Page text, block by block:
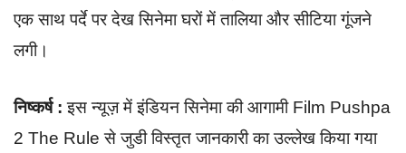
एक साथ पर्दे पर देख सिनेमा घरों में तालिया और सीटिया गूंजने
लगी।
निष्कर्ष : इस न्यूज़ में इंडियन सिनेमा की आगामी Film Pushpa
2 The Rule से जुडी विस्तृत जानकारी का उल्लेख किया गया